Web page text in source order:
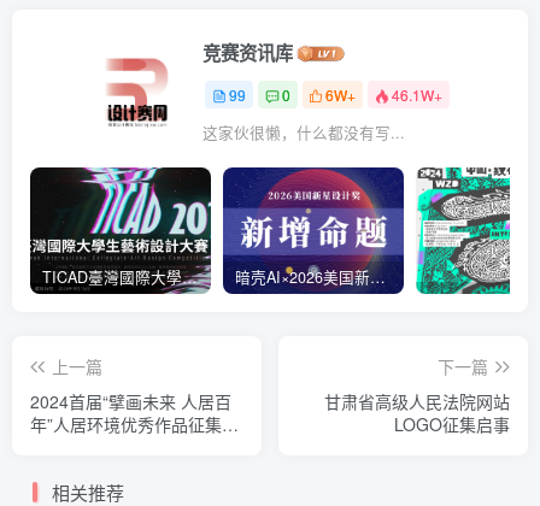
竞赛资讯库
99 0 6W+ 46.1W+
这家伙很懒，什么都没有写...
TICAD臺灣國際大學生藝術設計大賽 暗壳AI×2026美国新星设计奖
上一篇
2024首届“擘画未来 人居百
年”人居环境优秀作品征集及
下一篇
甘肃省高级人民法院网站
LOGO征集启事
相关推荐